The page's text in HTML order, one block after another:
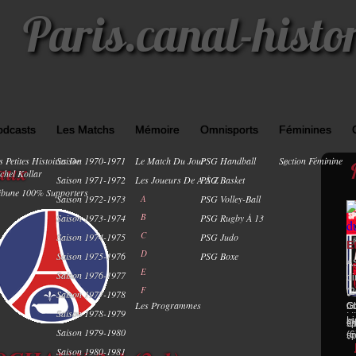
Paris.canal-
Petites Histoires De
Kollar
100% Supporters
Les Matchs
Saison 1970-1971
Saison 1971-1972
Saison 1972-1973
Saison 1973-1974
Saison 1974-1975
Saison 1975-1976
Saison 1976-1977
Saison 1977-1978
Saison 1978-1979
Saison 1979-1980
Saison 1980-1981
Mémoire
Le Match Du Jour
Les Joueurs De A À Z
A
B
C
D
E
F
Les Programmes
Omnisports
PSG Handball
PSG Basket
PSG Volley-Ball
PSG Rugby À 13
PSG Judo
PSG Boxe
Féminines
Section Féminine
0
-
-
: